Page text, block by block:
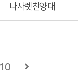
나사렛찬양대
10